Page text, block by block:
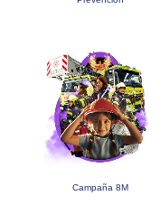
Campaña 8M